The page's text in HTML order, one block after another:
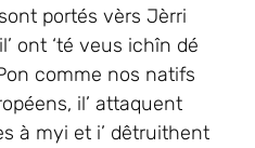
portés vèrs Jèrri
ont ‘té veus ichîn dé
comme nos natifs
il’ attaquent
à myi et i’ dêtruithent